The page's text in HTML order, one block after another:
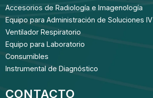
Accesorios de Radiología e Imagenología
Equipo para Administración de Soluciones IV
Ventilador Respiratorio
Equipo para Laboratorio
Consumibles
Instrumental de Diagnóstico
CONTACTO